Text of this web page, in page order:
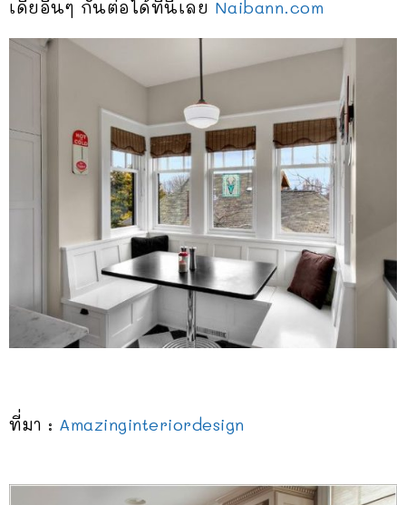
เดียอื่นๆ กันต่อได้ที่นี่เลย Naibann.com
ที่มา : Amazinginteriordesign